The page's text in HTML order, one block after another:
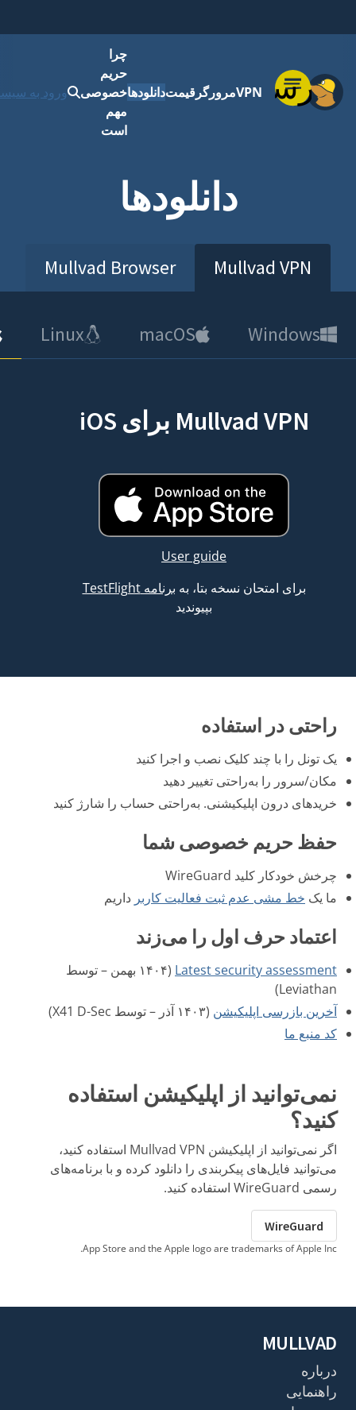
فهرست
VPNمرورگرقیمتدانلودها
چرا
حریم
خصوصی
مهم
است
ورود به
دانلودها
Mullvad VPN
Mullvad Browser
Windows
macOS
Linux
Mullvad VPN برای iOS
User guide
برای امتحان نسخه بتا، به برنامه TestFlight
بپیوندید
راحتی در استفاده
یک تونل را با چند کلیک نصب و اجرا کنید
مکان/سرور را به‌راحتی تغییر دهید
خریدهای درون اپلیکیشنی. به‌راحتی حساب را شارژ کنید
حفظ حریم خصوصی شما
چرخش خودکار کلید WireGuard
ما یک خط مشی عدم ثبت فعالیت کاربر داریم
اعتماد حرف اول را می‌زند
Latest security assessment
(۱۴۰۴ بهمن – توسط
Leviathan)
آخرین بازرسی اپلیکیشن (۱۴۰۳ آذر – توسط X41 D-Sec)
کد منبع ما
نمی‌توانید از اپلیکیشن استفاده
کنید؟
اگر نمی‌توانید از اپلیکیشن Mullvad VPN استفاده کنید،
می‌توانید فایل‌های پیکربندی را دانلود کرده و با برنامه‌های
رسمی WireGuard استفاده کنید.
WireGuard
App Store and the Apple logo are trademarks of Apple Inc.
MULLVAD
درباره
راهنمایی